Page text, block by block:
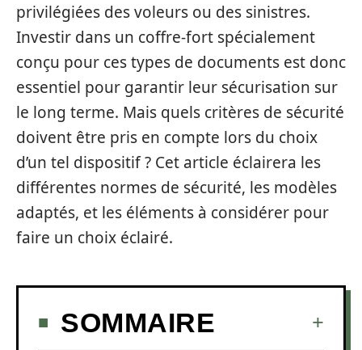
privilégiées des voleurs ou des sinistres.
Investir dans un coffre-fort spécialement
conçu pour ces types de documents est donc
essentiel pour garantir leur sécurisation sur
le long terme. Mais quels critères de sécurité
doivent être pris en compte lors du choix
d’un tel dispositif ? Cet article éclairera les
différentes normes de sécurité, les modèles
adaptés, et les éléments à considérer pour
faire un choix éclairé.
SOMMAIRE